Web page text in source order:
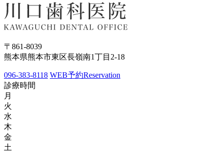
〒861-8039
熊本県熊本市東区長嶺南1丁目2-18
096-383-8118 WEB予約Reservation
診療時間
月
火
水
木
金
土